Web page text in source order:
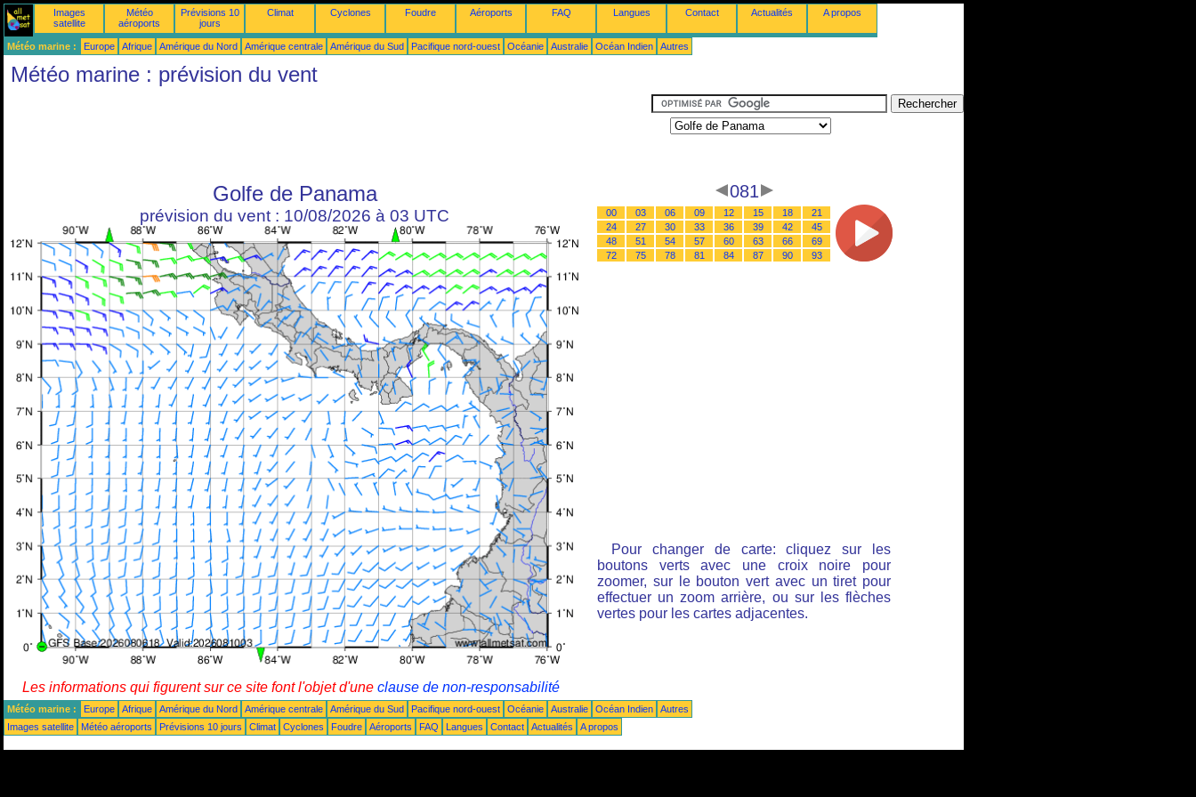
Images
satellite
Météo
aéroports
Prévisions 10
jours
Climat Cyclones Foudre Aéroports FAQ Langues Contact Actualités A propos
Météo marine : Europe Afrique Amérique du Nord Amérique centrale Amérique du Sud Pacifique nord-ouest Océanie Australie Océan Indien Autres
Météo marine : prévision du vent
Golfe de Panama
prévision du vent : 10/08/2026 à 03 UTC
081
00 03 06 09 12 15 18
21
24
27 30 33 36 39 42
45
48
51 54 57 60 63 66
69
72
75 78 81 84 87 90 93
Pour changer de carte: cliquez sur les
boutons verts avec une croix noire pour
zoomer, sur le bouton vert avec un tiret pour
effectuer un zoom arrière, ou sur les flèches
vertes pour les cartes adjacentes.
Les informations qui figurent sur ce site font l'objet d'une clause de non-responsabilité
Météo marine : Europe Afrique Amérique du Nord Amérique centrale Amérique du Sud Pacifique nord-ouest Océanie Australie Océan Indien
Autres
Images satellite
Météo aéroports Prévisions 10 jours Climat Cyclones Foudre Aéroports FAQ Langues Contact Actualités A propos